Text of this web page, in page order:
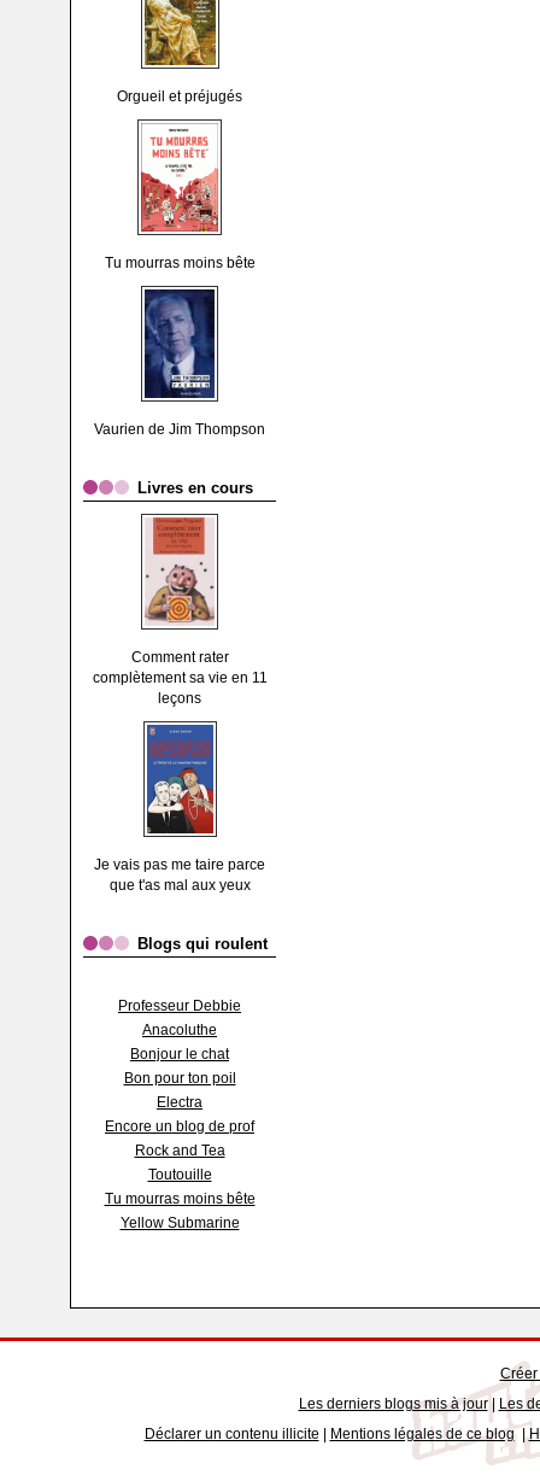
Orgueil et préjugés
Tu mourras moins bête
Vaurien de Jim Thompson
Livres en cours
Comment rater
complètement sa vie en 11
leçons
Je vais pas me taire parce
que t'as mal aux yeux
Blogs qui roulent
Professeur Debbie
Anacoluthe
Bonjour le chat
Bon pour ton poil
Electra
Encore un blog de prof
Rock and Tea
Toutouille
Tu mourras moins bête
Yellow Submarine
Les derniers blogs mis à jour| Les
Déclarer un contenu illicite
Mentions légales de ce blog|